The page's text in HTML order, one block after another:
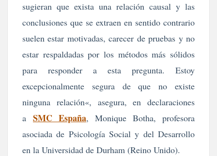
sugieran que exista una relación causal y las
conclusiones que se extraen en sentido contrario
suelen estar motivadas, carecer de pruebas y no
estar respaldadas por los métodos más sólidos
para responder a esta pregunta. Estoy
excepcionalmente segura de que no existe
ninguna relación«, asegura, en declaraciones
a SMC España, Monique Botha, profesora
asociada de Psicología Social y del Desarrollo
en la Universidad de Durham (Reino Unido).